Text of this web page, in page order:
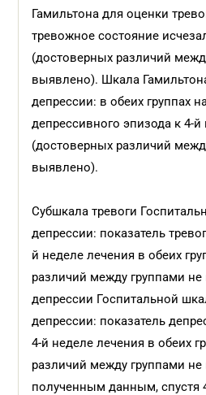
Гамильтона для оценки
тревожное состояние
(достоверных различий
выявлено). Шкала
депрессии: в обеих группах
депрессивного эпизода к 4-й
(достоверных различий
выявлено).
Субшкала тревоги
депрессии: показатель
й неделе лечения в обеих
различий между группами
депрессии Госпитальной
депрессии: показатель
4-й неделе лечения в обеих
различий между группами
полученным данным, спустя